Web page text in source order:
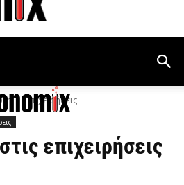
Επιχειρήσεις
επιχειρήσεις